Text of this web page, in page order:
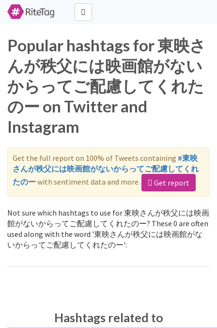
Popular hashtags for 東映さ
んが秩父には映画館がない
からってご配慮してくれた
のー on Twitter and
Instagram
Get the full report on 100% of Tweets containing #東映
さんが秩父には映画館がないからってご配慮してくれ
たのーwith sentiment data and more. Get report
Not sure which hashtags to use for 東映さんが秩父には映画
館がないからってご配慮してくれたのー? These 0 are often
used along with the word '東映さんが秩父には映画館がな
いからってご配慮してくれたのー':
Hashtags related to